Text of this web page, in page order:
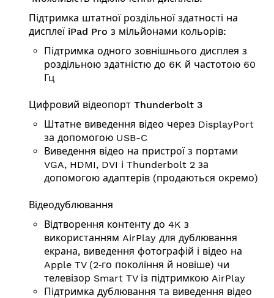
Підтримка штатної роздільної здатності на
дисплеї iPad Pro з мільйонами кольорів:
Підтримка одного зовнішнього дисплея з
роздільною здатністю до 6K й частотою 60
Гц
Цифровий відеопорт Thunderbolt 3
Штатне виведення відео через DisplayPort
за допомогою USB-C
Виведення відео на пристрої з портами
VGA, HDMI, DVI і Thunderbolt 2 за
допомогою адаптерів (продаються окремо)
Відеодублювання
Відтворення контенту до 4K з
використанням AirPlay для дублювання
екрана, виведення фотографій і відео на
Apple TV (2‑го покоління й новіше) чи
телевізор Smart TV із підтримкою AirPlay
Підтримка дублю­вання та виведення відео